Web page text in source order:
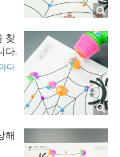
찾
다.
다
해